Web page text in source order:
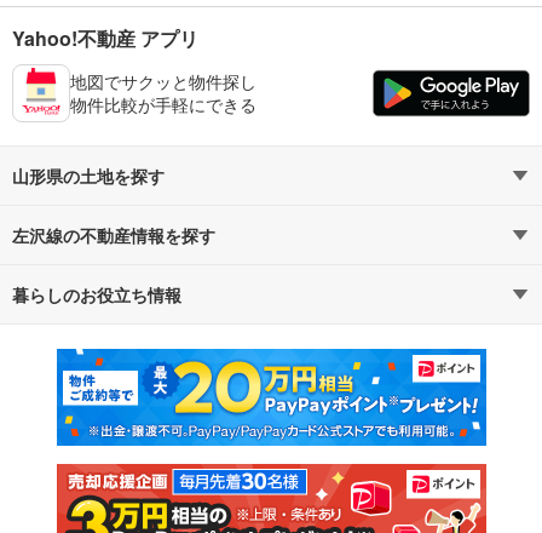
Yahoo!不動産 アプリ
地図でサクッと物件探し
物件比較が手軽にできる
山形県の土地を探す
路線・駅から探す
通勤・通学時間から探す
左沢線の不動産情報を探す
不動産・住宅
新築マンション 中古マンション
新築一戸建て 中古一戸建て
注文住宅 土地
暮らしのお役立ち情報
マンションカタログ 教えて！住まいの先生